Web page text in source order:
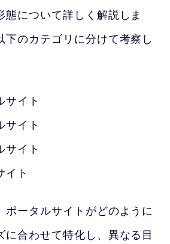
態について詳しく解説しま
下のカテゴリに分けて考察し
サイト
サイト
サイト
イト
ポータルサイトがどのように
に合わせて特化し、異なる目